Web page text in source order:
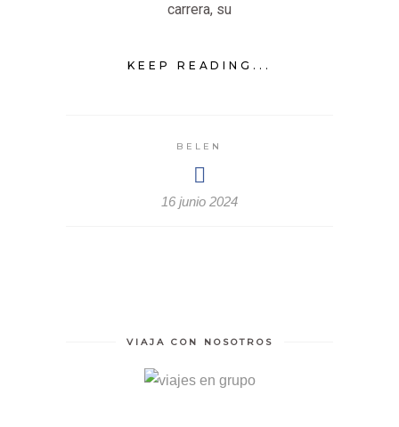
carrera, su
KEEP READING...
BELEN
16 junio 2024
VIAJA CON NOSOTROS